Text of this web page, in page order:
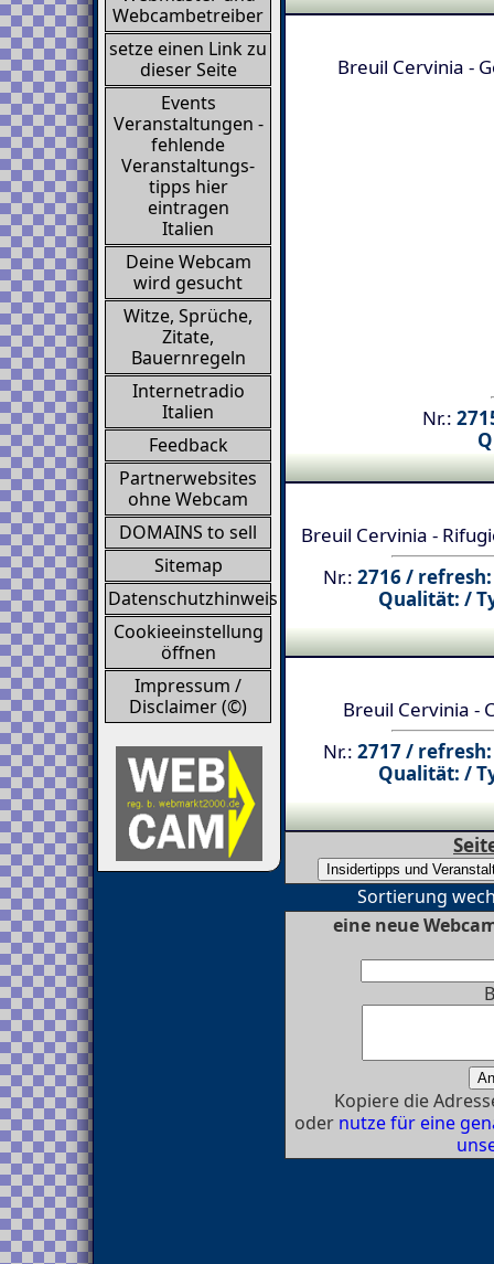
Webcambetreiber
setze einen Link zu
dieser Seite
Events
Veranstaltungen -
fehlende
Veranstaltungs-
tipps hier
eintragen
Italien
Deine Webcam
wird gesucht
Witze, Sprüche,
Zitate,
Bauernregeln
Internetradio
Italien
Feedback
Partnerwebsites
ohne Webcam
DOMAINS to sell
Sitemap
Datenschutzhinweis
Cookieeinstellung
öffnen
Impressum /
Disclaimer (©)
Breuil Cervinia -
Nr.:
Breuil Cervinia -
Nr.: 2716 /
Qualität: /
Breuil Cervinia -
Nr.: 2717 /
Qualität: /
Sortierung
eine neue
Kopiere die
oder nutze für eine